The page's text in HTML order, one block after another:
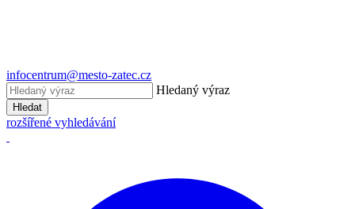
infocentrum@mesto-zatec.cz
Hledaný výraz
Hledat
rozšířené vyhledávání